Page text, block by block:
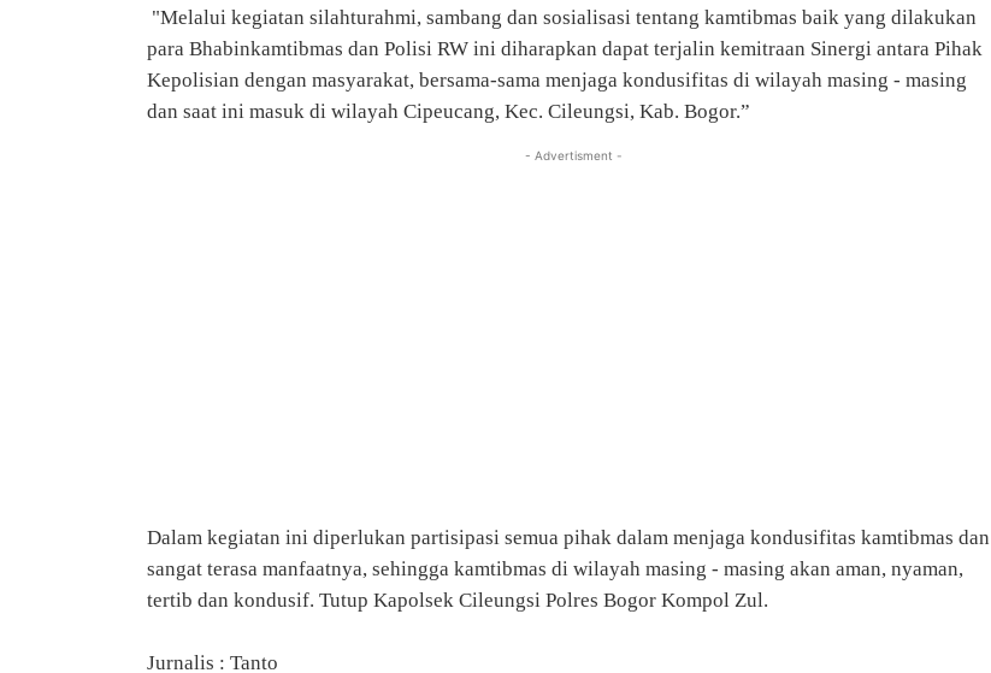
"Melalui kegiatan silahturahmi, sambang dan sosialisasi tentang kamtibmas baik yang dilakukan
para Bhabinkamtibmas dan Polisi RW ini diharapkan dapat terjalin kemitraan Sinergi antara Pihak
Kepolisian dengan masyarakat, bersama-sama menjaga kondusifitas di wilayah masing - masing
dan saat ini masuk di wilayah Cipeucang, Kec. Cileungsi, Kab. Bogor.”
- Advertisment -
Dalam kegiatan ini diperlukan partisipasi semua pihak dalam menjaga kondusifitas kamtibmas dan
sangat terasa manfaatnya, sehingga kamtibmas di wilayah masing - masing akan aman, nyaman,
tertib dan kondusif. Tutup Kapolsek Cileungsi Polres Bogor Kompol Zul.
Jurnalis : Tanto